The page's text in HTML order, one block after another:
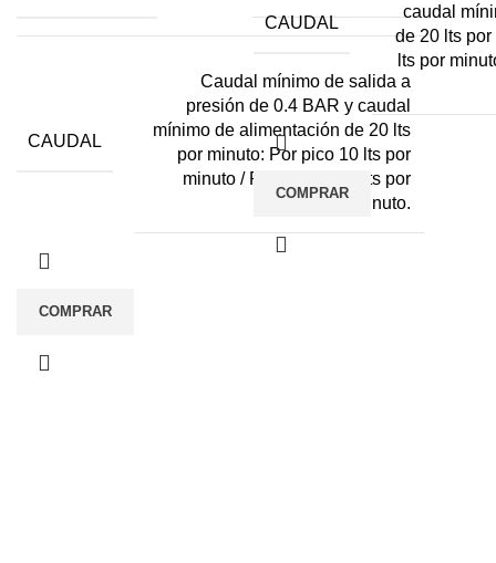
CAUDAL
Caudal mínimo de salida a
presión de 0.4 BAR y caudal
mínimo de alimentación de 20 lts
por minuto: Por pico 10 lts por
minuto / Por ducha 6.5 lts por
minuto.
COMPRAR
CAUDAL
caudal
de 20 lts
lts por
COMPRAR